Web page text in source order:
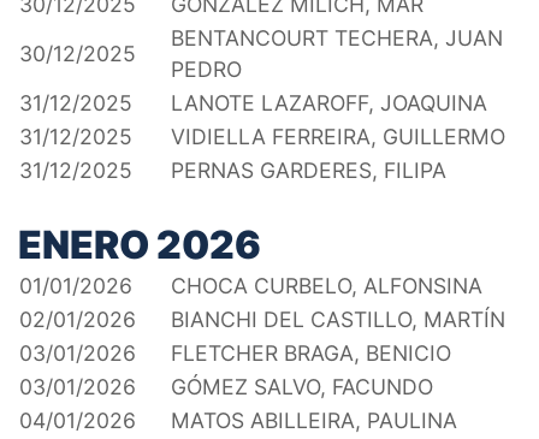
30/12/2025
BENTANCOURT TECHERA, JUAN
PEDRO
31/12/2025
LANOTE LAZAROFF, JOAQUINA
31/12/2025
VIDIELLA FERREIRA, GUILLERMO
31/12/2025
PERNAS GARDERES, FILIPA
ENERO 2026
01/01/2026
CHOCA CURBELO, ALFONSINA
02/01/2026
BIANCHI DEL CASTILLO, MARTÍN
03/01/2026
FLETCHER BRAGA, BENICIO
03/01/2026
GÓMEZ SALVO, FACUNDO
04/01/2026
MATOS ABILLEIRA, PAULINA